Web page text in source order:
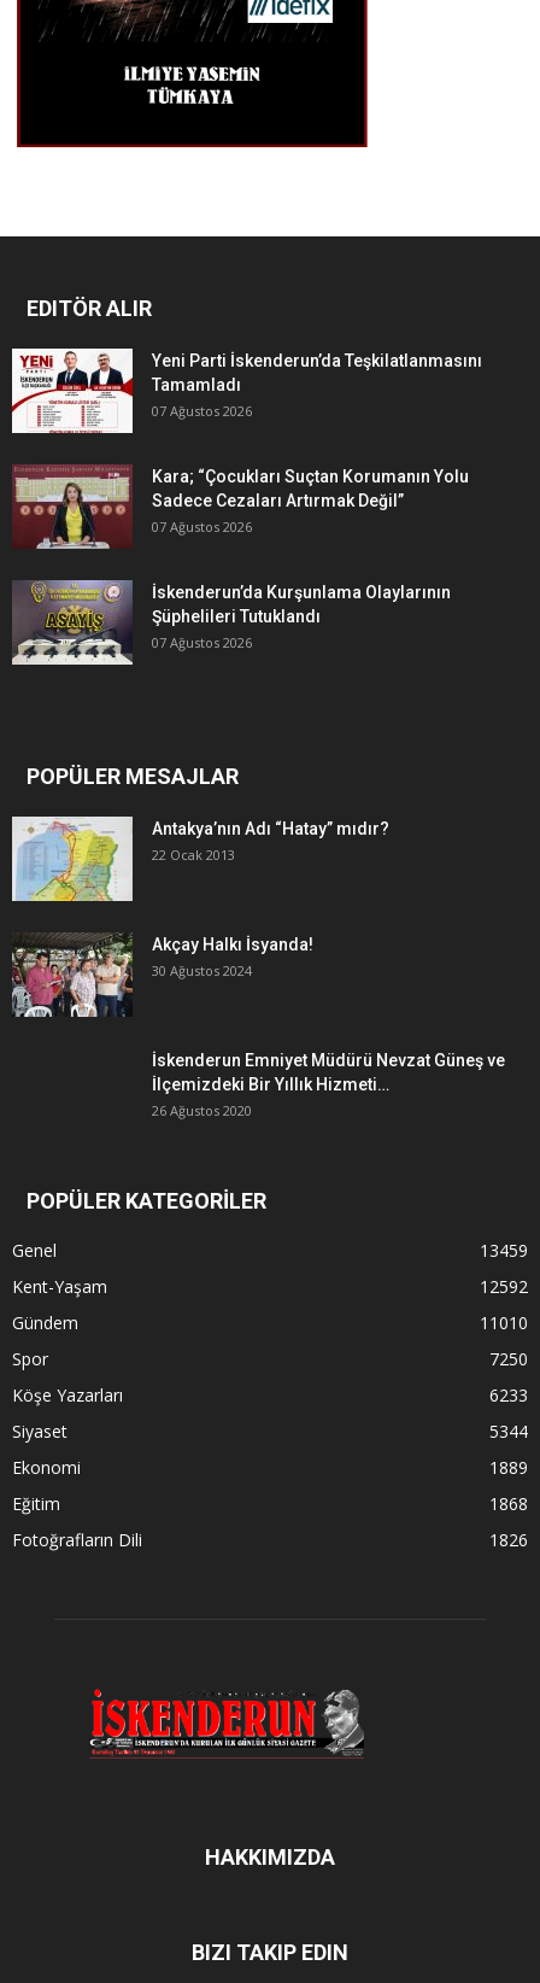
EDITÖR ALIR
Yeni Parti İskenderun’da Teşkilatlanmasını
Tamamladı
07 Ağustos 2026
Kara; “Çocukları Suçtan Korumanın Yolu
Sadece Cezaları Artırmak Değil”
07 Ağustos 2026
İskenderun’da Kurşunlama Olaylarının
Şüphelileri Tutuklandı
07 Ağustos 2026
POPÜLER MESAJLAR
Antakya’nın Adı “Hatay” mıdır?
22 Ocak 2013
Akçay Halkı İsyanda!
30 Ağustos 2024
İskenderun Emniyet Müdürü Nevzat Güneş ve
İlçemizdeki Bir Yıllık Hizmeti…
26 Ağustos 2020
POPÜLER KATEGORİLER
Genel
13459
Kent-Yaşam
12592
Gündem
11010
Spor
7250
Köşe Yazarları
6233
Siyaset
5344
Ekonomi
1889
Eğitim
1868
Fotoğrafların Dili
1826
HAKKIMIZDA
BIZI TAKIP EDIN